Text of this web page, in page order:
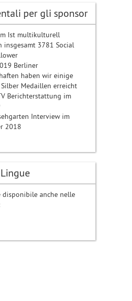
per gli sponsor
Ist multikulturell
insgesamt 3781 Social
Berliner
haben wir einige
Medaillen erreicht
Berichterstattung im
Interview im
2018
Lingue
anche nelle